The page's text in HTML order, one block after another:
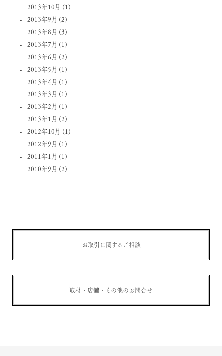
2013年10月 (1)
2013年9月 (2)
2013年8月 (3)
2013年7月 (1)
2013年6月 (2)
2013年5月 (1)
2013年4月 (1)
2013年3月 (1)
2013年2月 (1)
2013年1月 (2)
2012年10月 (1)
2012年9月 (1)
2011年1月 (1)
2010年9月 (2)
お取引に関するご相談
取材・店舗・その他のお問合せ